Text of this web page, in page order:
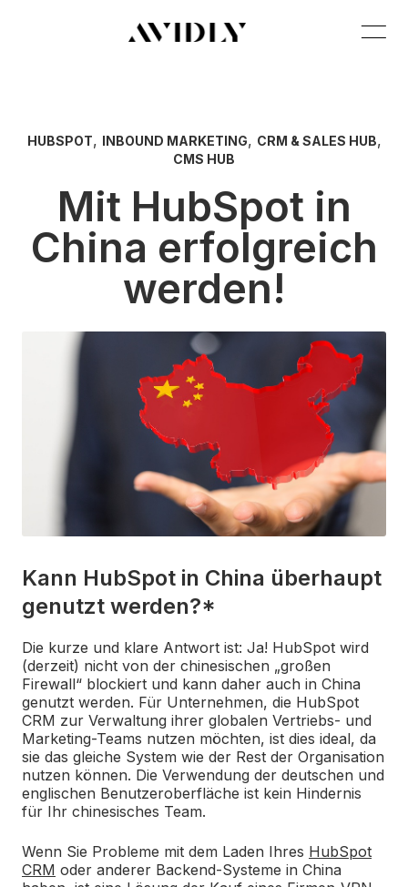
HUBSPOT, INBOUND MARKETING, CRM & SALES HUB,
CMS HUB
Mit HubSpot in
China erfolgreich
werden!
Kann HubSpot in China überhaupt
genutzt werden?*
Die kurze und klare Antwort ist: Ja! HubSpot wird
(derzeit) nicht von der chinesischen „großen
Firewall“ blockiert und kann daher auch in China
genutzt werden. Für Unternehmen, die HubSpot
CRM zur Verwaltung ihrer globalen Vertriebs- und
Marketing-Teams nutzen möchten, ist dies ideal, da
sie das gleiche System wie der Rest der Organisation
nutzen können. Die Verwendung der deutschen und
englischen Benutzeroberfläche ist kein Hindernis
für Ihr chinesisches Team.
Wenn Sie Probleme mit dem Laden Ihres HubSpot
CRM oder anderer Backend-Systeme in China